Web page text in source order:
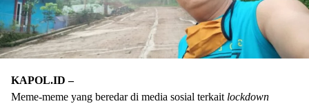
KAPOL.ID –
Meme-meme yang beredar di media sosial terkait lockdown